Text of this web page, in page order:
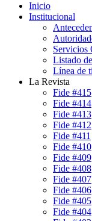
Inicio
Institucional
Servicios
Listado
Línea de
La Revista
Fide #415
Fide #414
Fide #413
Fide #412
Fide #411
Fide #410
Fide #409
Fide #408
Fide #407
Fide #406
Fide #405
Fide #404